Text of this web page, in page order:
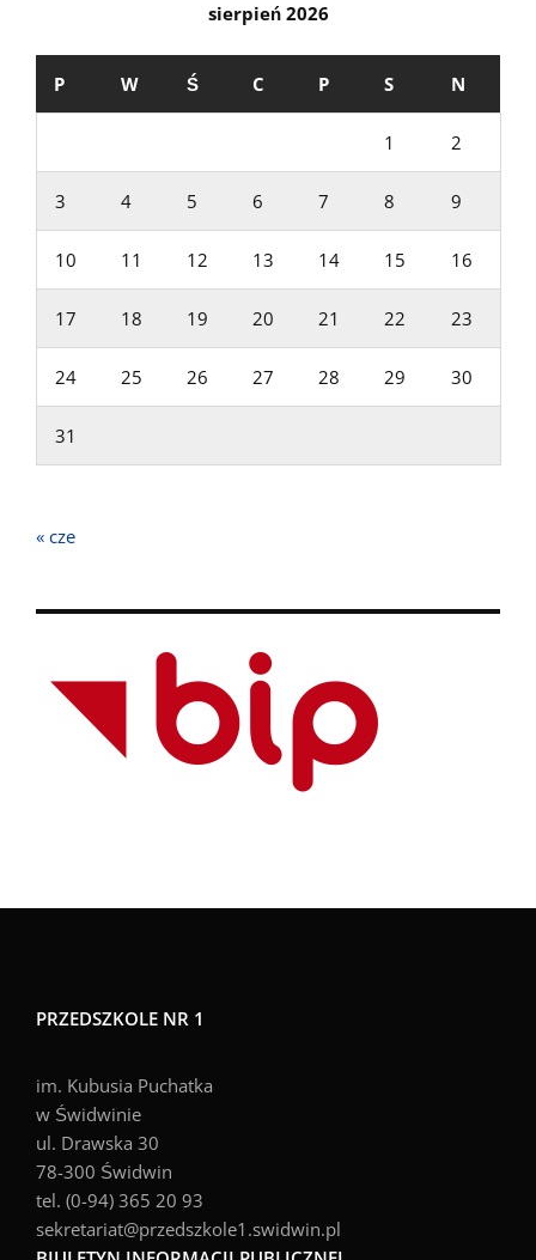
sierpień 2026
P W Ś C P S N
1 2
3 4 5 6 7 8 9
10 11 12 13 14 15 16
17 18 19 20 21 22 23
24 25 26 27 28 29 30
31
« cze
PRZEDSZKOLE NR 1
im. Kubusia Puchatka
w Świdwinie
ul. Drawska 30
78-300 Świdwin
tel. (0-94) 365 20 93
sekretariat@przedszkole1.swidwin.pl